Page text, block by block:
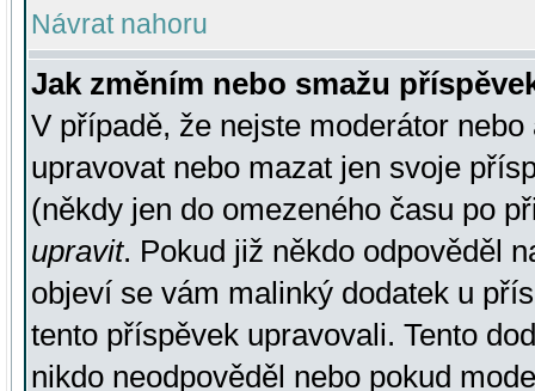
Návrat nahoru
Jak změním nebo smažu
V případě, že nejste moderátor
upravovat nebo mazat jen svoje
(někdy jen do omezeného času po
upravit. Pokud již někdo odpověděl
objeví se vám malinký dodatek u
tento příspěvek upravovali. Tento
nikdo neodpověděl nebo pokud